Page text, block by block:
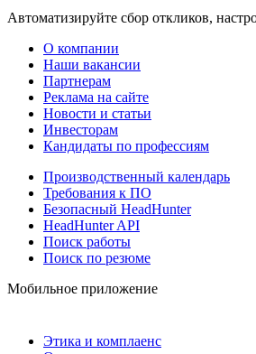
Автоматизируйте сбор откликов,
О компании
Наши вакансии
Партнерам
Реклама на сайте
Новости и статьи
Инвесторам
Кандидаты по профессиям
Производственный календарь
Требования к ПО
Безопасный HeadHunter
HeadHunter API
Поиск работы
Поиск по резюме
Мобильное приложение
Этика и комплаенс